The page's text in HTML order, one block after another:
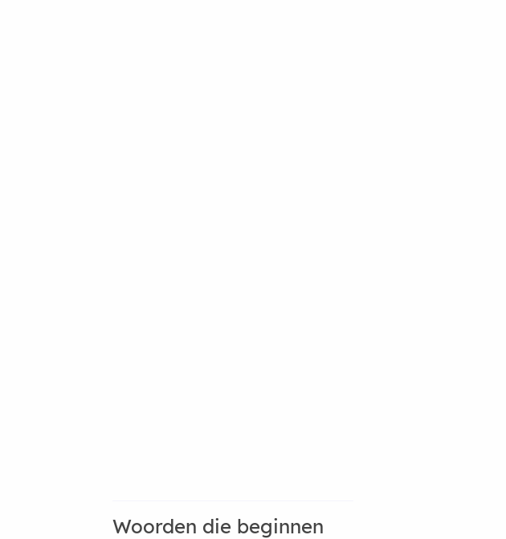
Woorden die beginnen